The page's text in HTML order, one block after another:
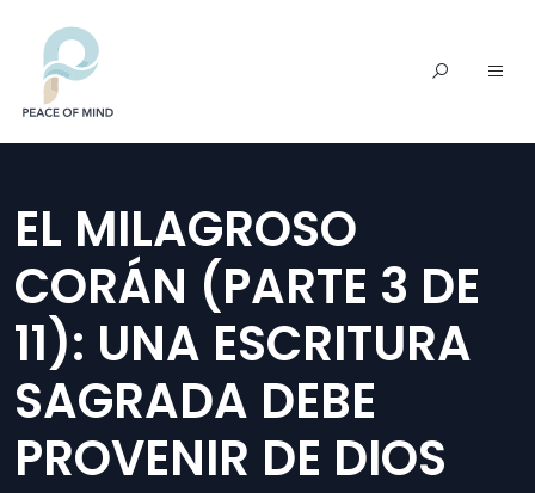
EL MILAGROSO
CORÁN (PARTE 3 DE
11): UNA ESCRITURA
SAGRADA DEBE
PROVENIR DE DIOS